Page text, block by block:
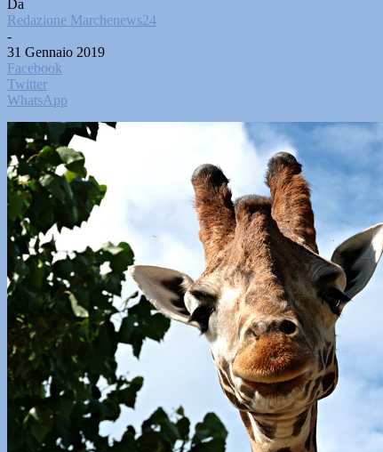
Da
Redazione Marchenews24
-
31 Gennaio 2019
Facebook
Twitter
WhatsApp